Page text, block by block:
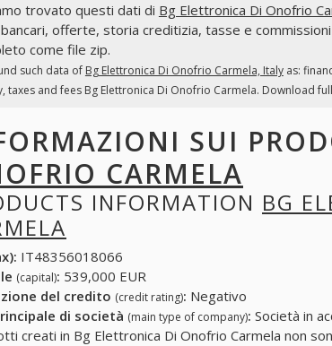
trovato questi dati di Bg Elettronica Di Onofrio
offerte, storia creditizia, tasse e
come file zip.
such data of Bg Elettronica Di Onofrio Carmela, Italyas:
taxes and fees Bg Elettronica Di Onofrio Carmela. Download
SUI
CARMELA
INFORMATION BG
IT48356018066
(capital): 539,000 EUR
del credito (credit rating): Negativo
di società (main type of company): Società in
creati in Bg Elettronica Di Onofrio Carmela non